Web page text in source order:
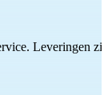
Leveringen